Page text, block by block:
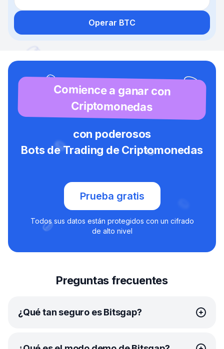
Operar BTC
Comience a ganar con
Criptomonedas
con poderosos
Bots de Trading de Criptomonedas
Prueba gratis
Todos sus datos están protegidos con un cifrado
de alto nivel
Preguntas frecuentes
¿Qué tan seguro es Bitsgap?
En Bitsgap, su seguridad es nuestra principal prioridad.